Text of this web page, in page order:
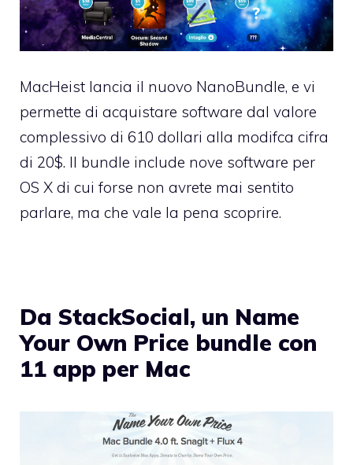
MacHeist lancia il nuovo NanoBundle, e vi
permette di acquistare software dal valore
complessivo di 610 dollari alla modifca cifra
di 20$. Il bundle include nove software per
OS X di cui forse non avrete mai sentito
parlare, ma che vale la pena scoprire.
Da StackSocial, un Name
Your Own Price bundle con
11 app per Mac